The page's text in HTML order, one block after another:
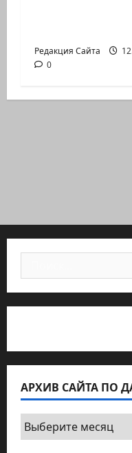
Редакция Сайта
0
АРХИВ САЙТА ПО
Архив
сайта